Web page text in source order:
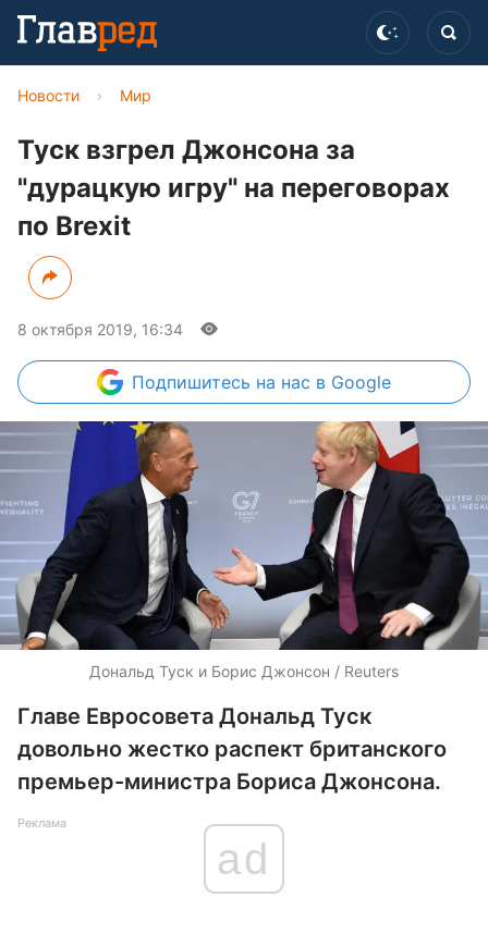
Новости › Мир
Туск взгрел Джонсона за
"дурацкую игру" на переговорах
по Brexit
8 октября 2019, 16:34
Подпишитесь на нас в Google
Дональд Туск и Борис Джонсон / Reuters
Главе Евросовета Дональд Туск
довольно жестко распект британского
премьер-министра Бориса Джонсона.
Реклама
ad